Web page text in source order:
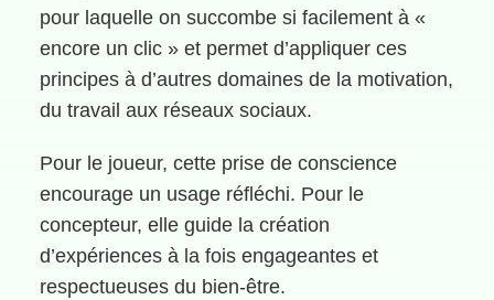
pour laquelle on succombe si facilement à «
encore un clic » et permet d’appliquer ces
principes à d’autres domaines de la motivation,
du travail aux réseaux sociaux.
Pour le joueur, cette prise de conscience
encourage un usage réfléchi. Pour le
concepteur, elle guide la création
d’expériences à la fois engageantes et
respectueuses du bien-être.